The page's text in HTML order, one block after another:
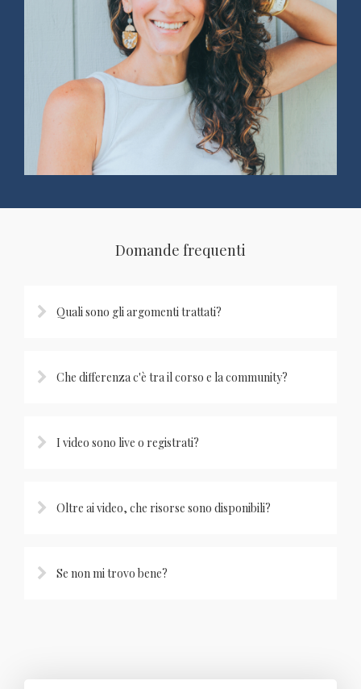
Domande frequenti
Quali sono gli argomenti trattati?
Che differenza c'è tra il corso e la community?
I video sono live o registrati?
Oltre ai video, che risorse sono disponibili?
Se non mi trovo bene?